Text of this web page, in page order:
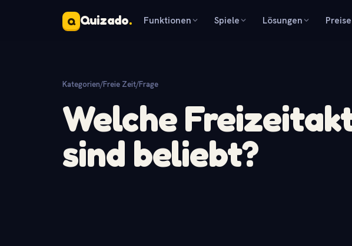
Q Quizado. Funktionen Spiele Lösungen Preise
Kategorien/Freie Zeit/Frage
Welche
sind beliebt?